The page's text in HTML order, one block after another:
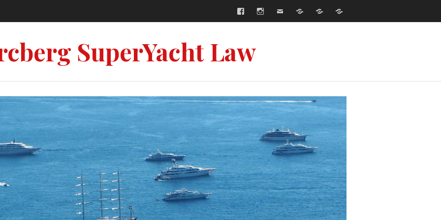
FacebookInstagram
E-
mail
Współpraca
Strona
główna
SuperYacht Law